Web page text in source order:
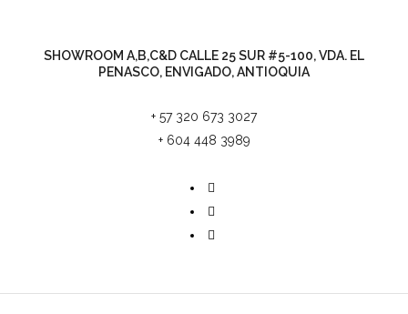
SHOWROOM A,B,C&D CALLE 25 SUR #5-100, VDA. EL
PENASCO, ENVIGADO, ANTIOQUIA
+ 57 320 673 3027
+ 604 448 3989